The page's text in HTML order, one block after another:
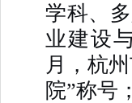
学科、
业建设
月，杭
院”称号